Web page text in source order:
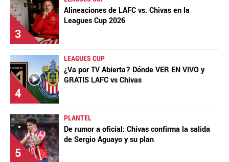
3
Alineaciones de LAFC vs. Chivas en la
Leagues Cup 2026
4
LEAGUES CUP
¿Va por TV Abierta? Dónde VER EN VIVO y
GRATIS LAFC vs Chivas
5
PLANTEL
De rumor a oficial: Chivas confirma la salida
de Sergio Aguayo y su plan